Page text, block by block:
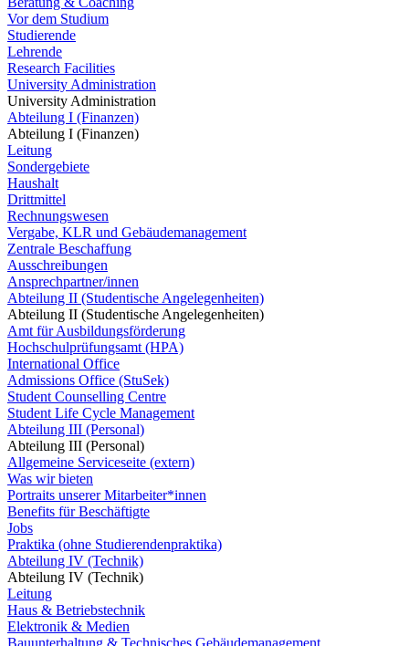
Vor dem Studium
Studierende
Lehrende
Research Facilities
University Administration
University Administration
Abteilung I (Finanzen)
Abteilung I (Finanzen)
Leitung
Sondergebiete
Haushalt
Drittmittel
Rechnungswesen
Vergabe, KLR und Gebäudemanagement
Zentrale Beschaffung
Ausschreibungen
Ansprechpartner/innen
Abteilung II (Studentische Angelegenheiten)
Abteilung II (Studentische Angelegenheiten)
Amt für Ausbildungsförderung
Hochschulprüfungsamt (HPA)
International Office
Admissions Office (StuSek)
Student Counselling Centre
Student Life Cycle Management
Abteilung III (Personal)
Abteilung III (Personal)
Allgemeine Serviceseite (extern)
Was wir bieten
Portraits unserer Mitarbeiter*innen
Benefits für Beschäftigte
Jobs
Praktika (ohne Studierendenpraktika)
Abteilung IV (Technik)
Abteilung IV (Technik)
Leitung
Haus & Betriebstechnik
Elektronik & Medien
Bauunterhaltung & Technisches Gebäudemanagement